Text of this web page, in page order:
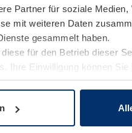
Partner für soziale Medien,
mit weiteren Daten
gesammelt haben.
für den Betrieb dieser
Ihre Einwilligung können Sie
ändern oder widerrufen.